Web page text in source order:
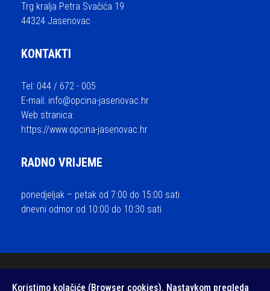
Trg kralja Petra Svačića 19
44324 Jasenovac
KONTAKTI
Tel: 044 / 672 - 005
E-mail: info@opcina-jasenovac.hr
Web stranica:
https://www.opcina-jasenovac.hr
RADNO VRIJEME
ponedjeljak – petak od 7:00 do 15:00 sati
dnevni odmor od 10:00 do 10:30 sati
Koristimo kolačiće (Browser cookies). Nastavkom pregleda